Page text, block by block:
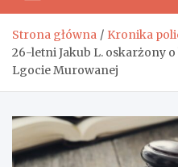
Strona główna
Kronika
26-letni Jakub L. oskarżony
Lgocie Murowanej